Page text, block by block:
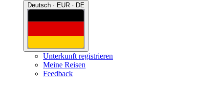
Deutsch · EUR · DE
Unterkunft registrieren
Meine Reisen
Feedback